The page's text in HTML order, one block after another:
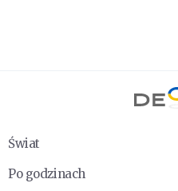
Świat
Po godzinach